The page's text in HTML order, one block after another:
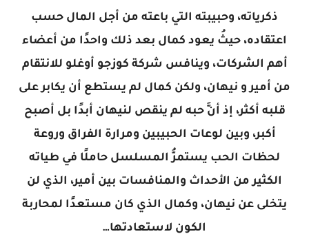
ذكرياته، وحبيبته التي باعته من أجل المال حسب
اعتقاده، حيثُ يعود كمال بعد ذلك واحدًا من أعضاء
أهم الشركات، وينافس شركة كوزجو أوغلو للانتقام
من أمير و نيهان، ولكن كمال لم يستطع أن يكابر على
قلبه أكثر، إذ أنَّ حبه لم ينقص لنيهان أبدًا بل أصبح
أكبر، وبين لوعات الحبيبين ومرارة الفراق وروعة
لحظات الحب يستمرُّ المسلسل حاملًا في طياته
الكثير من الأحداث والمنافسات بين أمير، الذي لن
يتخلى عن نيهان، وكمال الذي كان مستعدًا لمحاربة
الكون لاستعادتها…